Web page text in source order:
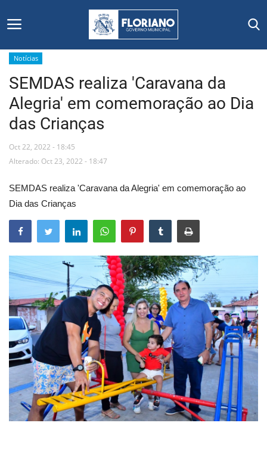
Início
Editais
Floriano
Mural de Licitações
Notícias
Webmail
Contato
Notícias
SEMDAS realiza 'Caravana da
Alegria' em comemoração ao Dia
das Crianças
Oct 22, 2022 - 18:45
Alterado: Oct 23, 2022 - 18:47
SEMDAS realiza 'Caravana da Alegria' em comemoração ao
Dia das Crianças